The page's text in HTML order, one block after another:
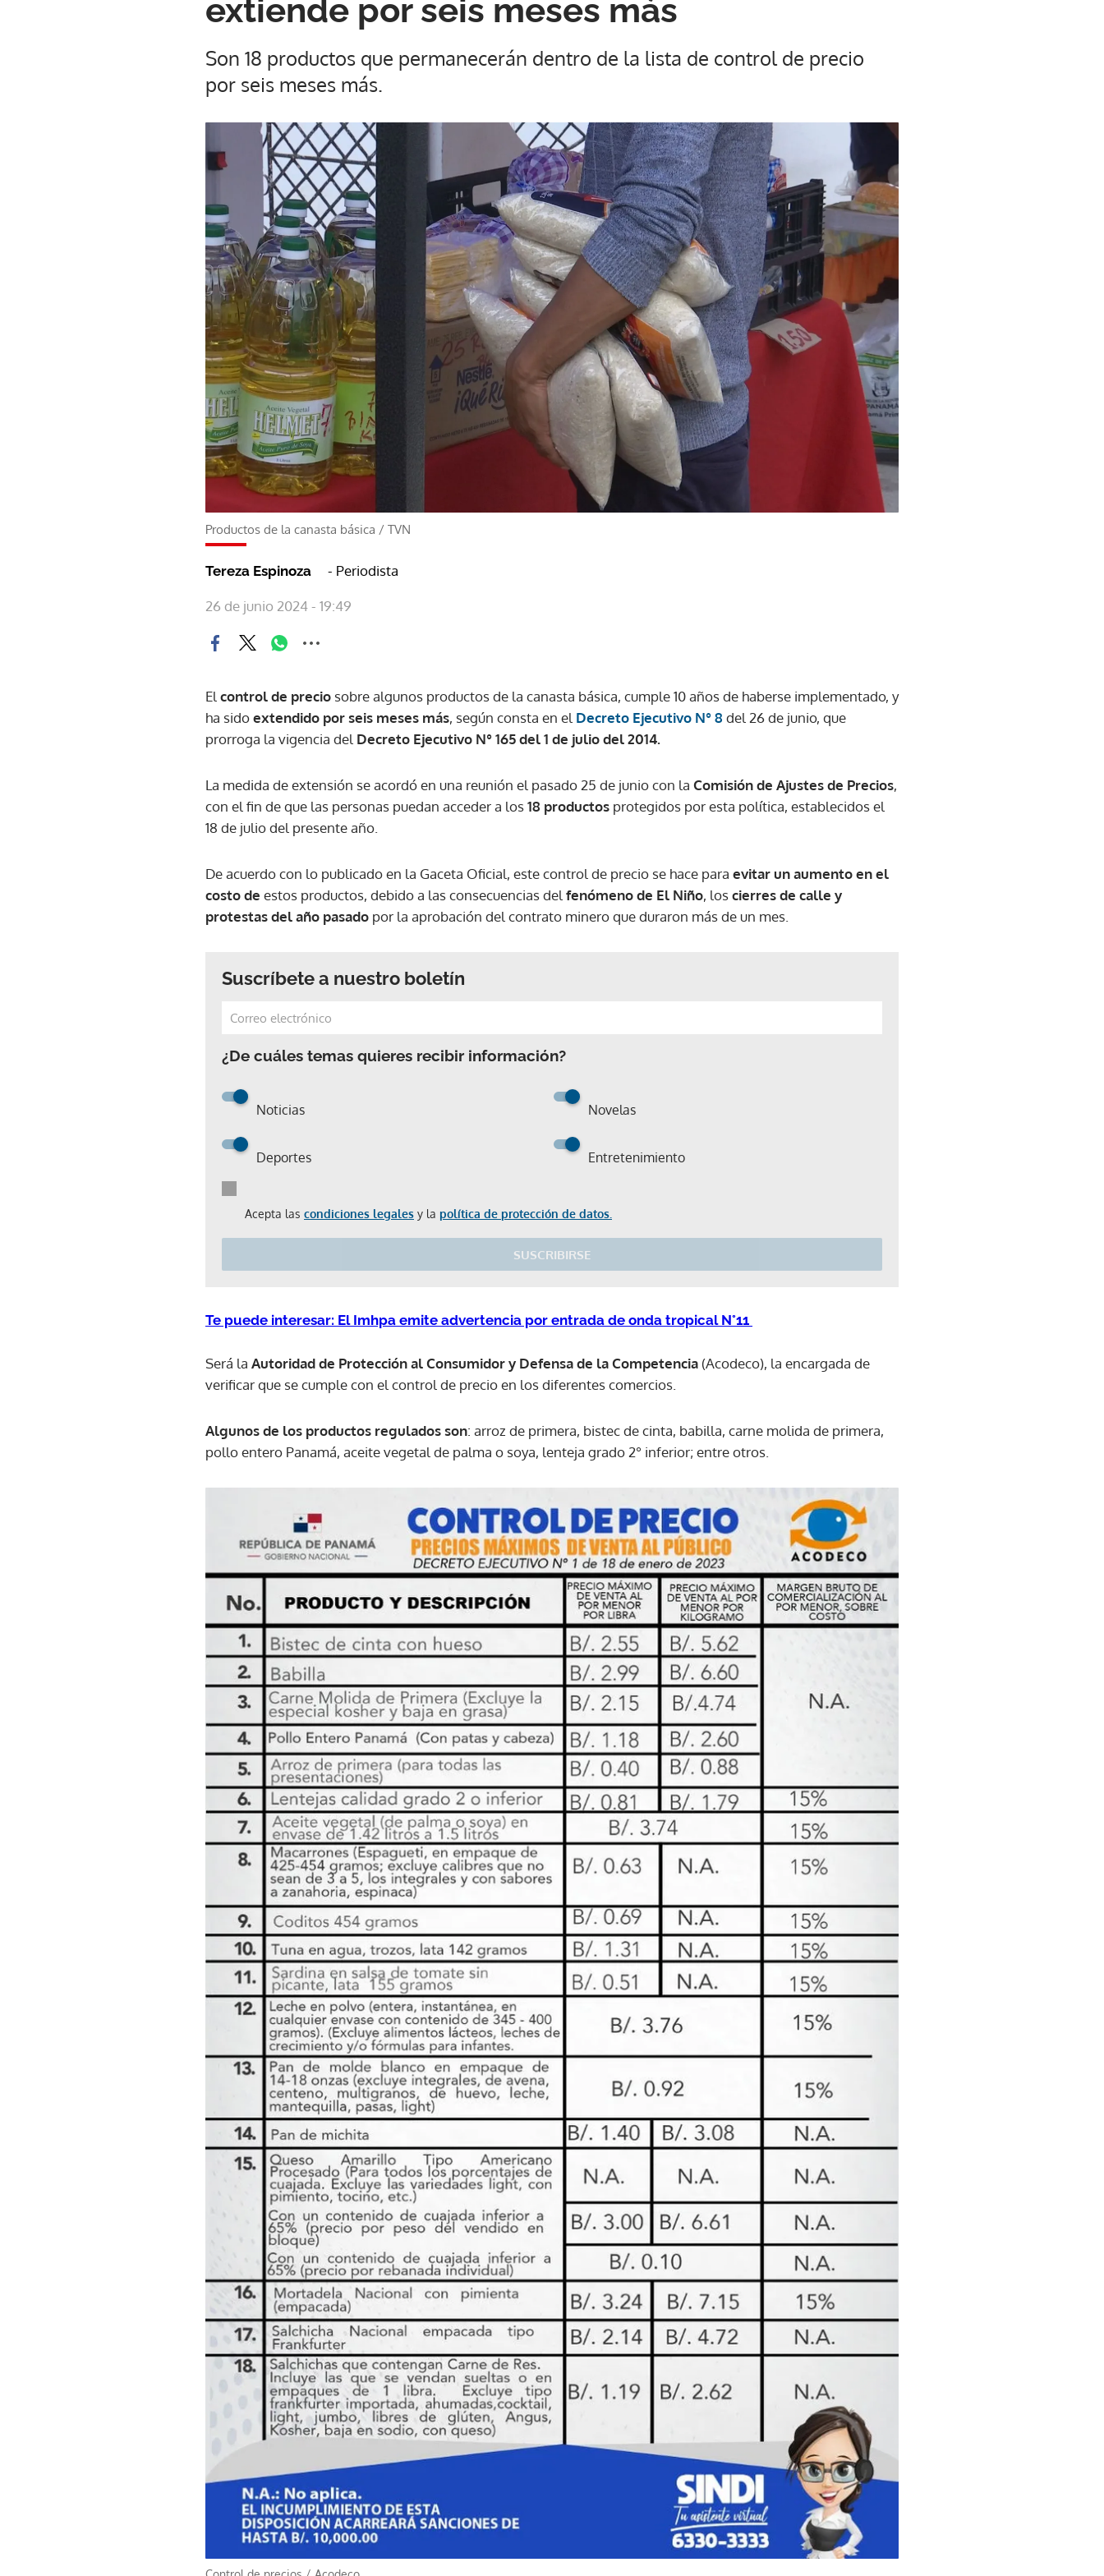
extiende por seis meses más
Son 18 productos que permanecerán dentro de la lista de control de precio
por seis meses más.
Productos de la canasta básica / TVN
Tereza Espinoza - Periodista
26 de junio 2024 - 19:49
El control de precio sobre algunos productos de la canasta básica, cumple 10 años de haberse implementado, y
ha sidoextendido por seis meses más, según consta en el Decreto Ejecutivo N° 8 del 26 de junio, que
prorroga la vigencia del Decreto Ejecutivo N° 165 del 1 de julio del 2014.
La medida de extensión se acordó en una reunión el pasado 25 de junio con la Comisión de Ajustes de Precios,
con el fin de que las personas puedan acceder a los18 productos protegidos por esta política, establecidos el
18 de julio del presente año.
De acuerdo con lo publicado en la Gaceta Oficial, este control de precio se hace para evitar un aumento en el
costo de estos productos, debido a las consecuencias del fenómeno de El Niño, loscierres de calle y
protestas del año pasado por la aprobación del contrato minero que duraron más de un mes.
Suscríbete a nuestro boletín
¿De cuáles temas quieres recibir información?
Noticias Novelas
Deportes Entretenimiento
Acepta las condiciones legales y la política de protección de datos.
SUSCRIBIRSE
ACEPTAR
Te puede interesar: El Imhpa emite advertencia por entrada de onda tropical N°11
Será la Autoridad de Protección al Consumidor y Defensa de la Competencia (Acodeco), la encargada de
verificar que se cumple con el control de precio en los diferentes comercios.
Algunos de los productos regulados son: arroz de primera, bistec de cinta, babilla, carne molida de primera,
pollo entero Panamá, aceite vegetal de palma o soya, lenteja grado 2° inferior; entre otros.